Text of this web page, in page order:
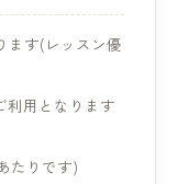
ます(レッスン優
利用となります
たりです)